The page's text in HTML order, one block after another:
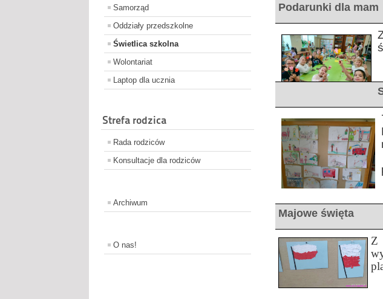
Samorząd
Oddziały przedszkolne
Świetlica szkolna
Wolontariat
Laptop dla ucznia
Strefa rodzica
Rada rodziców
Konsultacje dla rodziców
Archiwum
O nas!
Podarunki dla mam
Majowe święta
Z